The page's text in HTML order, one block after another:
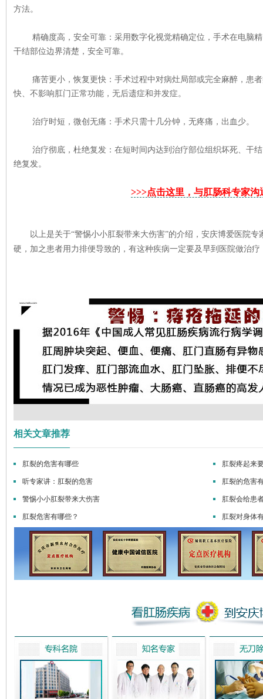
方法。
精确度高，安全可靠：采用数字化视觉精确定位，手术在电脑精
干结部位边界清楚，安全可靠。
痛苦更小，恢复更快：手术过程中对病灶局部或完全麻醉，患者
快、不影响肛门正常功能，无后遗症和并发症。
治疗时短，微创无痛：手术只需十几分钟，无疼痛，出血少。
治疗彻底，杜绝复发：在短时间内达到治疗部位组织坏死、干结
绝复发。
>>>点击这里，与肛肠科专家沟
以上是关于“警惕小小肛裂带来大伤害”的介绍，安庆博爱医院专
硬，加之患者用力排便导致的，有这种疾病一定要及早到医院做治疗
相关文章推荐
肛裂的危害有哪些 肛裂疼起来
听专家讲：肛裂的危害 肛裂的危害
警惕小小肛裂带来大伤害 肛裂会给患
肛裂危害有哪些？ 肛裂对身体
来自重庆48岁的刘女士